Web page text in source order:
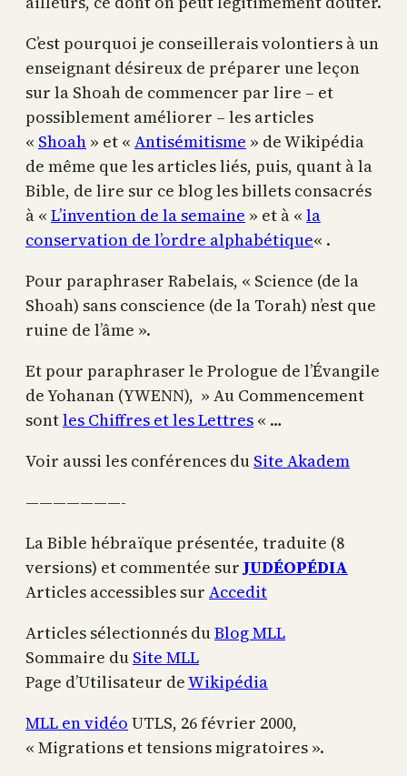
C’est pourquoi je conseillerais volontiers à un
enseignant désireux de préparer une leçon
sur la Shoah de commencer par lire – et
possiblement améliorer – les articles
« Shoah » et « Antisémitisme » de Wikipédia
de même que les articles liés, puis, quant à la
Bible, de lire sur ce blog les billets consacrés
à « L’invention de la semaine » et à « la
conservation de l’ordre alphabétique« .
Pour paraphraser Rabelais, « Science (de la
Shoah) sans conscience (de la Torah) n’est que
ruine de l’âme ».
Et pour paraphraser le Prologue de l’Évangile
de Yohanan (YWENN), » Au Commencement
sontles Chiffres et les Lettres « …
Voir aussi les conférences du Site Akadem
———————-
La Bible hébraïque présentée, traduite (8
versions) et commentée surJUDÉOPÉDIA
Articles accessibles sur Accedit
Articles sélectionnés duBlog MLL
Sommaire du Site MLL
Page d’Utilisateur deWikipédia
MLL en vidéo UTLS, 26 février 2000,
« Migrations et tensions migratoires ».